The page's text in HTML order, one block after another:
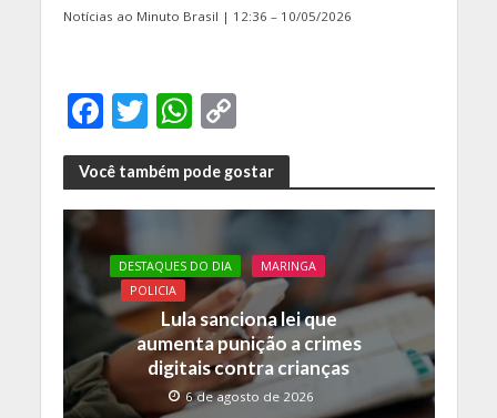
Notícias ao Minuto Brasil | 12:36 – 10/05/2026
F
ac
e
b
o
o
k
T
w
itt
er
W
h
at
s
A
p
p
C
o
p
y
Li
n
k
Você também pode gostar
DESTAQUES DO DIA
MARINGA
POLICIA
Lula sanciona lei que
aumenta punição a crimes
digitais contra crianças
6 de agosto de 2026